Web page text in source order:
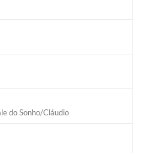
do Sonho/Cláudio